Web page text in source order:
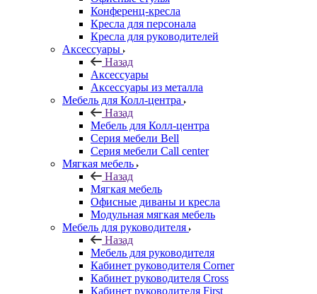
Конференц-кресла
Кресла для персонала
Кресла для руководителей
Аксессуары
Назад
Аксессуары
Аксессуары из металла
Мебель для Колл-центра
Назад
Мебель для Колл-центра
Серия мебели Bell
Серия мебели Call center
Мягкая мебель
Назад
Мягкая мебель
Офисные диваны и кресла
Модульная мягкая мебель
Мебель для руководителя
Назад
Мебель для руководителя
Кабинет руководителя Corner
Кабинет руководителя Cross
Кабинет руководителя First